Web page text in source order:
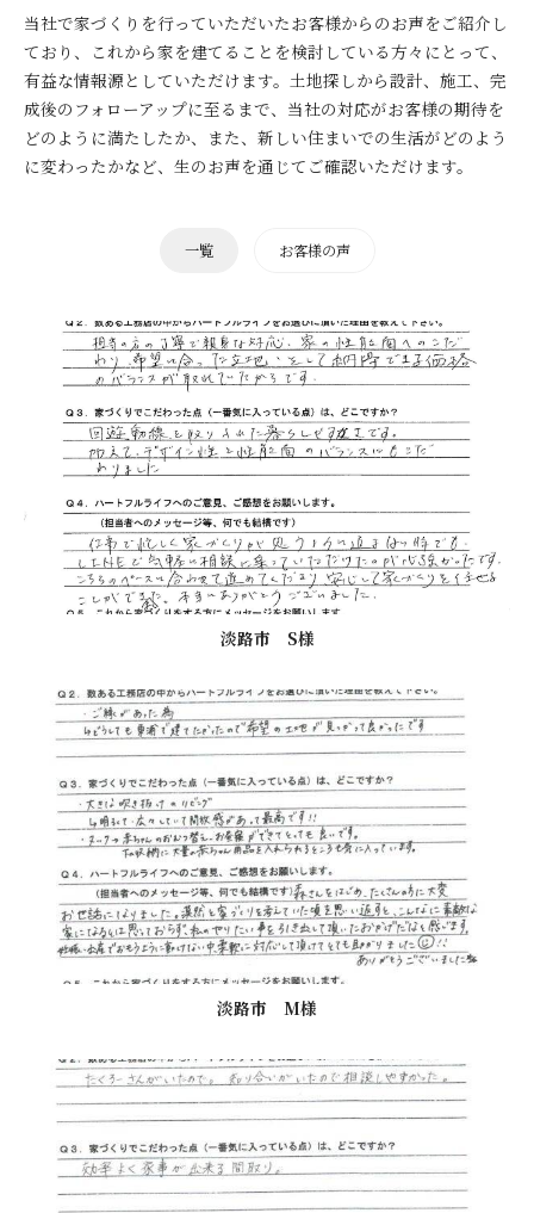
当社で家づくりを行っていただいたお客様からのお声をご紹介し
ており、これから家を建てることを検討している方々にとって、
有益な情報源としていただけます。土地探しから設計、施工、完
成後のフォローアップに至るまで、当社の対応がお客様の期待を
どのように満たしたか、また、新しい住まいでの生活がどのよう
に変わったかなど、生のお声を通じてご確認いただけます。
一覧 お客様の声
淡路市 S様
淡路市 M様